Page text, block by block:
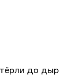
до дыр